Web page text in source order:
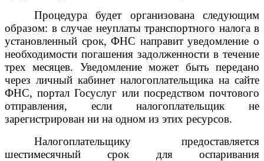
Процедура будет организована следующим
образом: в случае неуплаты транспортного налога в
установленный срок, ФНС направит уведомление о
необходимости погашения задолженности в течение
трех месяцев. Уведомление может быть передано
через личный кабинет налогоплательщика на сайте
ФНС, портал Госуслуг или посредством почтового
отправления, если налогоплательщик не
зарегистрирован ни на одном из этих ресурсов.
Налогоплательщику предоставляется
шестимесячный срок для оспаривания